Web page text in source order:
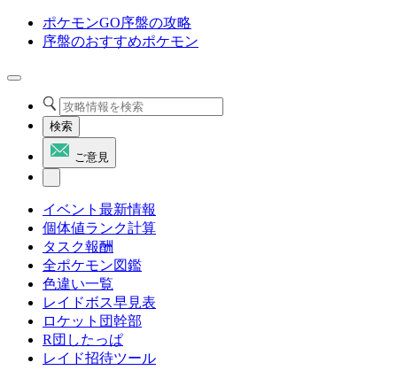
ポケモンGO序盤の攻略
序盤のおすすめポケモン
検索
ご意見
イベント最新情報
個体値ランク計算
タスク報酬
全ポケモン図鑑
色違い一覧
レイドボス早見表
ロケット団幹部
R団したっぱ
レイド招待ツール